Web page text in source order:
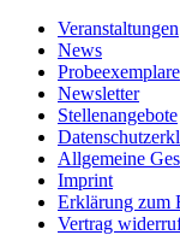
Veranstaltungen
News
Probeexemplare
Newsletter
Stellenangebote
Allgemeine
Imprint
Erklärung zum
Vertrag